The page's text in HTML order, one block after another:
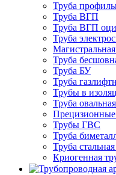
Труба
Труба ВГП
Труба ВГП
Труба
Труба
Труба БУ
Труба
Трубы в
Труба овальная
Трубы ГВС
Труба
Труба
Криогенная